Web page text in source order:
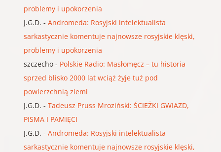
problemy i upokorzenia
J.G.D. - Andromeda: Rosyjski intelektualista
sarkastycznie komentuje najnowsze rosyjskie klęski,
problemy i upokorzenia
szczecho- Polskie Radio: Masłomęcz – tu historia
sprzed blisko 2000 lat wciąż żyje tuż pod
powierzchnią ziemi
J.G.D. - Tadeusz Pruss Mroziński: ŚCIEŻKI GWIAZD,
PISMA I PAMIĘCI
J.G.D. - Andromeda: Rosyjski intelektualista
sarkastycznie komentuje najnowsze rosyjskie klęski,